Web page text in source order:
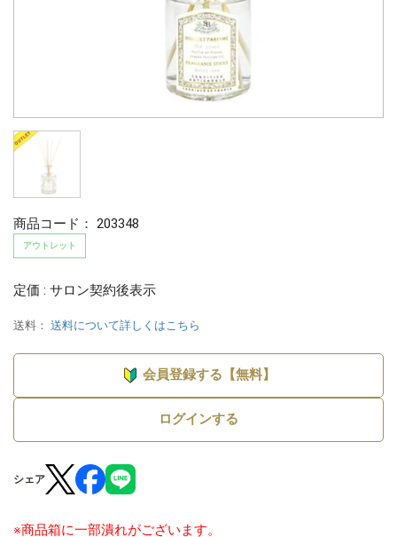
商品コード： 203348
アウトレット
定価 : サロン契約後表示
送料： 送料について詳しくはこちら
会員登録する【無料】
ログインする
シェア
※商品箱に一部潰れがございます。